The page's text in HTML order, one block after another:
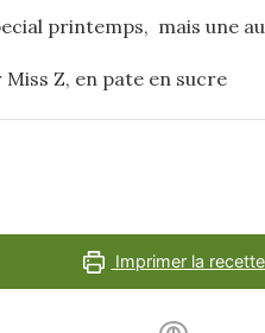
printemps, mais une
Z, en pate en sucre
Imprimer la recette